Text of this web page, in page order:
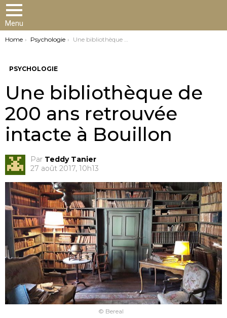
Menu
You are here:
Home Psychologie Une bibliothèque de 200 ans retrouvée intacte à Bouillon
PSYCHOLOGIE
Une bibliothèque de
200 ans retrouvée
intacte à Bouillon
Par Teddy Tanier
27 août 2017, 10h13
© Bereal